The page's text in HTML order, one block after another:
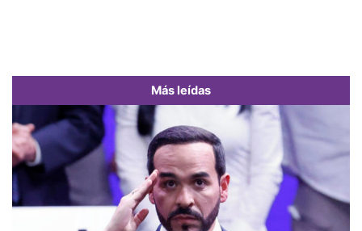
Más leídas